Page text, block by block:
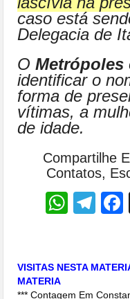
caso está
Delegacia de
OMetrópoles
identificar o
forma de
vítimas, a
de idade.
Compartilhe
Contatos,
VISITAS NESTA
MATERIA
*** Contagem Em